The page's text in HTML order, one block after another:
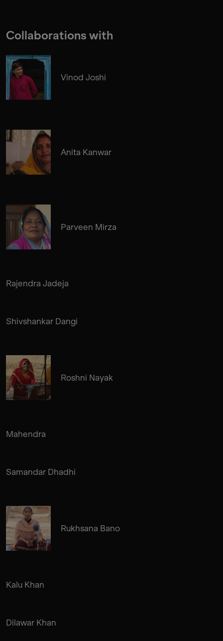
Collaborations with
Vinod Joshi
Anita Kanwar
Parveen Mirza
Rajendra Jadeja
Shivshankar Dangi
Roshni Nayak
Mahendra
Samandar Dhadhi
Rukhsana Bano
Kalu Khan
Dilawar Khan